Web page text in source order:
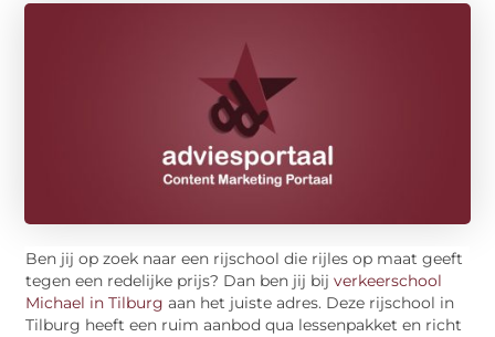
Ben jij op zoek naar een rijschool die rijles op maat geeft
tegen een redelijke prijs? Dan ben jij bijverkeerschool
Michael in Tilburg aan het juiste adres. Deze rijschool in
Tilburg heeft een ruim aanbod qua lessenpakket en richt